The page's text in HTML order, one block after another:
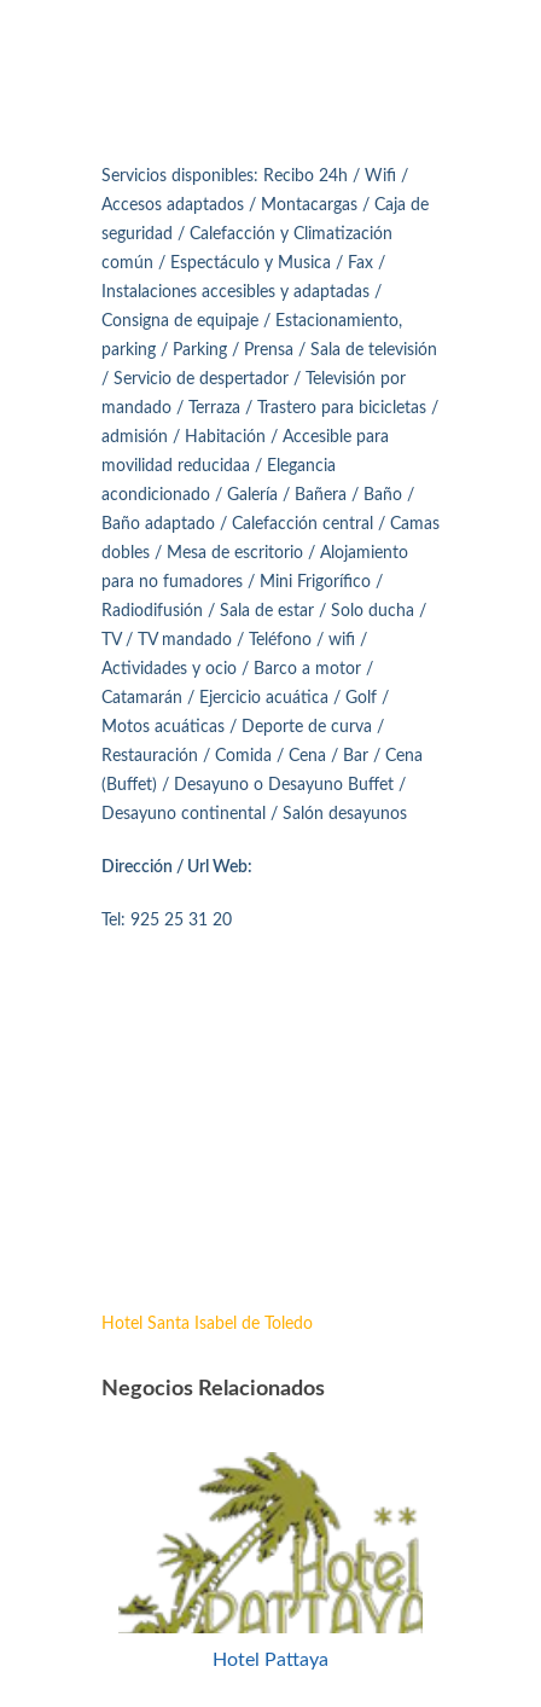
Servicios disponibles: Recibo 24h / Wifi /
Accesos adaptados / Montacargas / Caja de
seguridad / Calefacción y Climatización
común / Espectáculo y Musica / Fax /
Instalaciones accesibles y adaptadas /
Consigna de equipaje / Estacionamiento,
parking / Parking / Prensa / Sala de televisión
/ Servicio de despertador / Televisión por
mandado / Terraza / Trastero para bicicletas /
admisión / Habitación / Accesible para
movilidad reducidaa / Elegancia
acondicionado / Galería / Bañera / Baño /
Baño adaptado / Calefacción central / Camas
dobles / Mesa de escritorio / Alojamiento
para no fumadores / Mini Frigorífico /
Radiodifusión / Sala de estar / Solo ducha /
TV / TV mandado / Teléfono / wifi /
Actividades y ocio / Barco a motor /
Catamarán / Ejercicio acuática / Golf /
Motos acuáticas / Deporte de curva /
Restauración / Comida / Cena / Bar / Cena
(Buffet) / Desayuno o Desayuno Buffet /
Desayuno continental / Salón desayunos
Dirección / Url Web:
Tel: 925 25 31 20
Hotel Santa Isabel de Toledo
Negocios Relacionados
Hotel Pattaya